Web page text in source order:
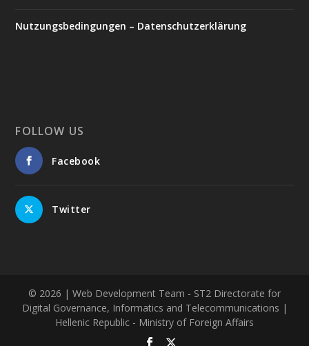
Nutzungsbedingungen – Datenschutzerklärung
FOLLOW US
Facebook
Twitter
© 2026 | Web Development Team - ST2 Directorate for
Digital Governance, Informatics and Telecommunications |
Hellenic Republic - Ministry of Foreign Affairs